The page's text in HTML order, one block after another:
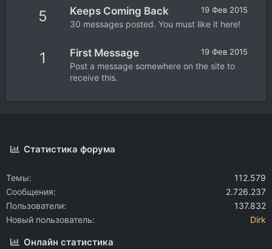
5 19 Фев 2015
Keeps Coming Back
30 messages posted. You must like it here!
1 19 Фев 2015
First Message
Post a message somewhere on the site to
receive this.
Статистика форума
Темы
112.579
Сообщения
2.726.237
Пользователи
137.832
Новый пользователь
Dirk
Онлайн статистика